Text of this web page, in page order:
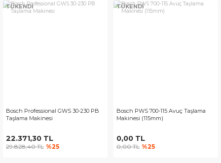
TÜKENDİ
Bosch Professional GWS 30-230 PB
Taşlama Makinesi
22.371,30 TL
29.828,40 TL %25
TÜKENDİ
Bosch PWS 700-115 Avuç Taşlama
Makinesi (115mm)
0,00 TL
0,00 TL %25